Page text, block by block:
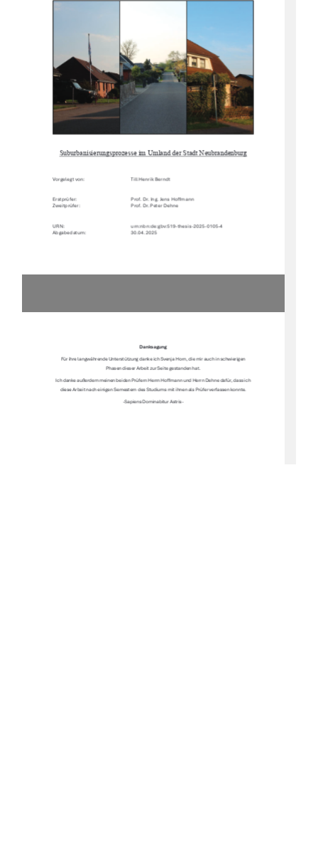
Suburbanisierungsprozesse im Umland der Stadt Neubrandenburg
Vorgelegt von: Till Henrik Berndt
Erstprüfer: Prof. Dr. Ing. Jens HoƯmann
Zweitprüfer:                                                                           Prof.               Dr.               Peter               Dehne
URN:                                                                           urn:nbn:de:gbv:519-thesis-2025-0105-4
Abgabedatum:
30.04.2025
Danksagung
Für ihre langwährende Unterstützung danke ich Svenja Horn, die mir auch in schwierigen
Phasen dieser Arbeit zur Seite gestanden hat.
Ich danke außerdem meinen beiden Prüfern Herrn HoƯ mann und Herrn Dehne dafür, dass ich
diese Arbeit nach einigen Semestern des Stud iums mit ihnen als Prüfer verfassen konnte.
-Sapiens Dominabitur Astris-